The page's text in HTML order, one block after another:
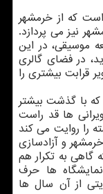
+۳۰» به شكلی است كه از خرمشهر
نیز می پردازد.
موسیقی، در این
در فضای گالری
قرابت بیشتری را
شهری را كه با گذشت بیشتر
ویرانی ها قد راست
را روایت می كند
و آزادسازی
گاهی به تكرار هم
ها حرف
از آن سال ها